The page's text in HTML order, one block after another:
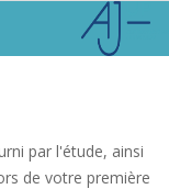
par l'étude, ainsi
de votre première